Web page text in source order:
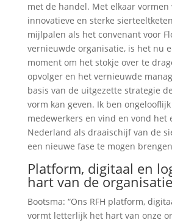
met de handel. Met elkaar vormen
innovatieve en sterke
mijlpalen als het convenant voor
vernieuwde organisatie, is het nu
moment om het stokje over te
opvolger en het vernieuwde
basis van de uitgezette strategie
vorm kan geven. Ik ben
medewerkers en vind en vond het
Nederland als draaischijf van de
een nieuwe fase te mogen
Platform, digitaal en
hart van de organisatie
Bootsma: “Ons RFH platform,
vormt letterlijk het hart van onze